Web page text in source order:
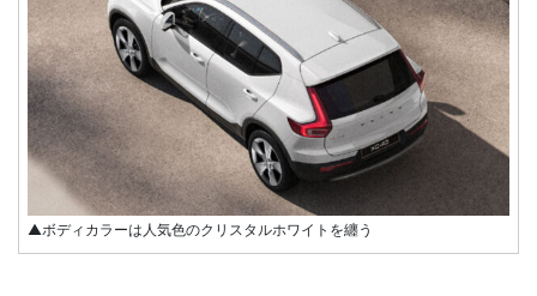
▲ボディカラーは人気色のクリスタルホワイトを纏う